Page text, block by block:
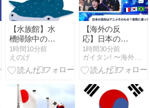
応】
【水族館】水
槽掃除中の飼
育員、ジンベ
エザメからと
んでもない“ス
喰らうｗｗｗ
1時間10分前
えのげ
【海外の反
応】日本の高
校はアニメそ
のもの？実際
に通ってた人
リアルすぎる
1時間30分前
ガイタン! 〜海外の反応探訪〜